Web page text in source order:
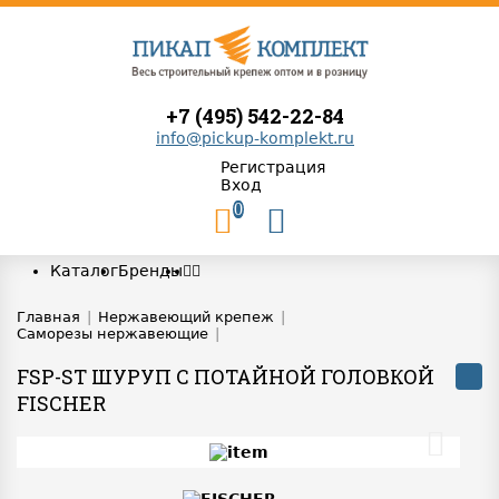
+7 (495) 542-22-84
info@pickup-komplekt.ru
Регистрация
Вход
0
КаталогБренды
Главная Нержавеющий крепеж
Саморезы нержавеющие
FSP-ST ШУРУП С ПОТАЙНОЙ ГОЛОВКОЙ
FISCHER